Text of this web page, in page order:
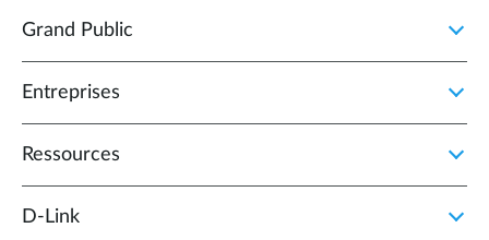
Grand Public
Entreprises
Ressources
D‑Link